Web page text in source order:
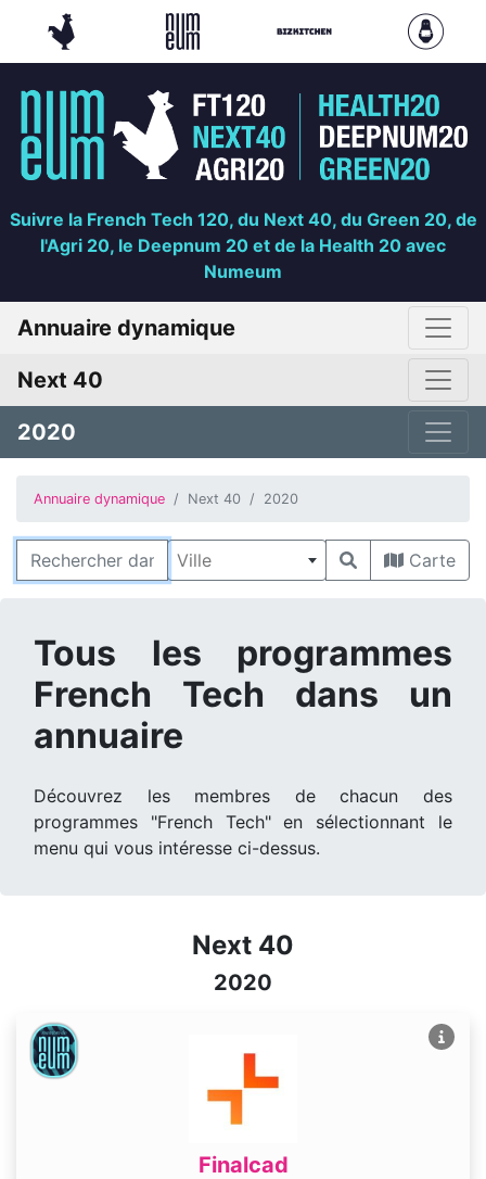
Suivre la French Tech 120, du Next 40, du Green 20, de
l'Agri 20, le Deepnum 20 et de la Health 20 avec
Numeum
Annuaire dynamique
Next 40
2020
Annuaire dynamique Next 40 2020
Rechercher Ville Carte
Tous les programmes
French Tech dans un
annuaire
Découvrez les membres de chacun des
programmes "French Tech" en sélectionnant le
menu qui vous intéresse ci-dessus.
Next 40
2020
Finalcad